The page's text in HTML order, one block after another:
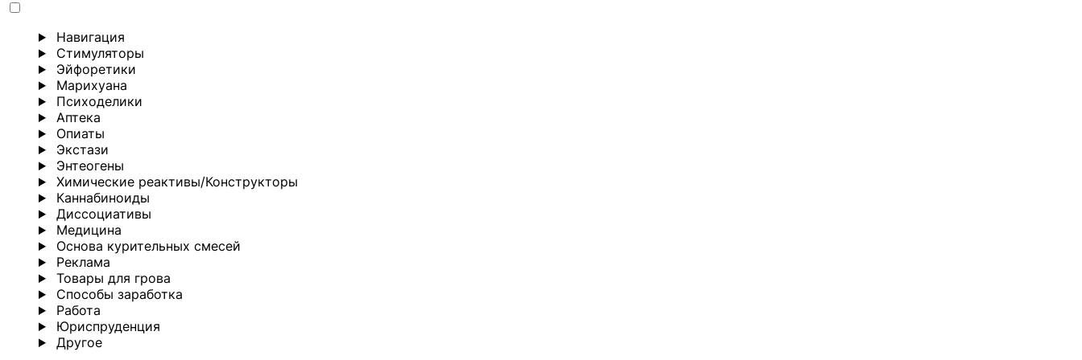
Навигация
Стимуляторы
Эйфоретики
Марихуана
Психоделики
Аптека
Опиаты
Экстази
Энтеогены
Химические реактивы/Конструкторы
Каннабиноиды
Диссоциативы
Медицина
Основа курительных смесей
Реклама
Товары для грова
Способы заработка
Работа
Юриспруденция
Другoе